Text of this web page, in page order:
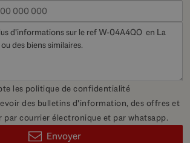
les politique de confidentialité
des bulletins d'information, des offres et
par courrier électronique et par whatsapp.
Envoyer